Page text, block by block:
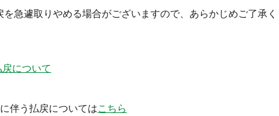
急遽取りやめる場合がございますので、あらかじめご了承く
について
伴う払戻についてはこちら